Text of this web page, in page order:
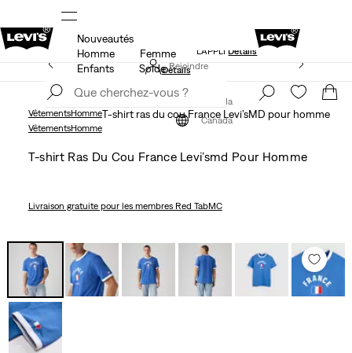
LE MEILLEUR DE LEVI'SMD – MAINTENANT DANS
L’APPLIDétails
Rejoindre
Canada
Nouveautés
Homme
Femme
Enfants
Solde
15 % DE RABAIS SUR VOTRE PREMIÈRE COMMANDE
Détails
maintenant
Canada
VêtementsHommeT-shirt ras du cou France Levi’sMD pour homme
VêtementsHomme
T-shirt Ras Du Cou France Levi’smd Pour Homme
Livraison gratuitepour les membres Red TabMC